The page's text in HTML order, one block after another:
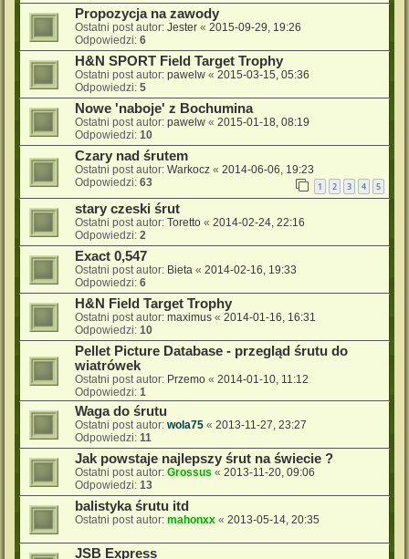
Propozycja na zawody
Ostatni post autor: Jester « 2015-09-29, 19:26
Odpowiedzi: 6
H&N SPORT Field Target Trophy
Ostatni post autor: pawelw « 2015-03-15, 05:36
Odpowiedzi: 5
Nowe 'naboje' z Bochumina
Ostatni post autor: pawelw « 2015-01-18, 08:19
Odpowiedzi: 10
Czary nad śrutem
Ostatni post autor: Warkocz « 2014-06-06, 19:23
Odpowiedzi: 63 1 2 3 4 5
stary czeski śrut
Ostatni post autor: Toretto « 2014-02-24, 22:16
Odpowiedzi: 2
Exact 0,547
Ostatni post autor: Bieta « 2014-02-16, 19:33
Odpowiedzi: 6
H&N Field Target Trophy
Ostatni post autor: maximus « 2014-01-16, 16:31
Odpowiedzi: 10
Pellet Picture Database - przegląd śrutu do
wiatrówek
Ostatni post autor: Przemo « 2014-01-10, 11:12
Odpowiedzi: 1
Waga do śrutu
Ostatni post autor: wola75 « 2013-11-27, 23:27
Odpowiedzi: 11
Jak powstaje najlepszy śrut na świecie ?
Ostatni post autor: Grossus « 2013-11-20, 09:06
Odpowiedzi: 13
balistyka śrutu itd
Ostatni post autor: mahonxx « 2013-05-14, 20:35
JSB Express